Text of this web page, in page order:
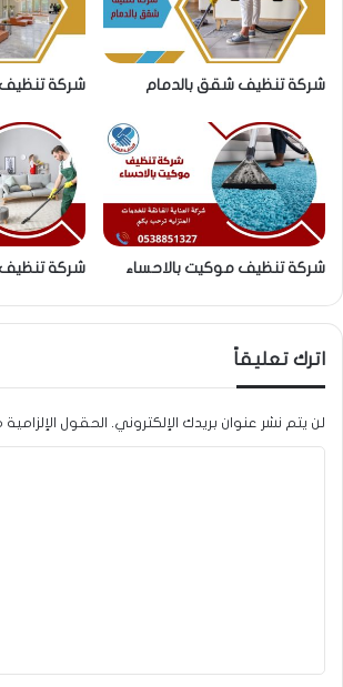
شركة تنظيف شقق بالدمام شركة تنظيف
شركة تنظيف موكيت بالاحساء شركة
اترك تعليقاً
لن يتم نشر عنوان بريدك الإلكتروني. الحقول الإلزامية